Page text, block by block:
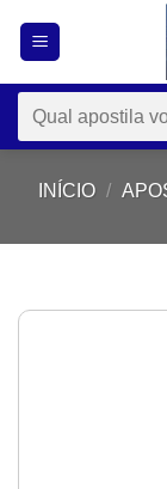
Pesquisar
por:
INÍCIO /